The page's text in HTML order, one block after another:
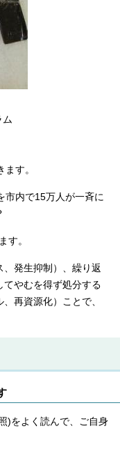
ム
す。
市内で15万人が一斉に
す。
発生抑制）、繰り返
てやむを得ず処分する
再資源化）ことで、
)をよく読んで、ご自身